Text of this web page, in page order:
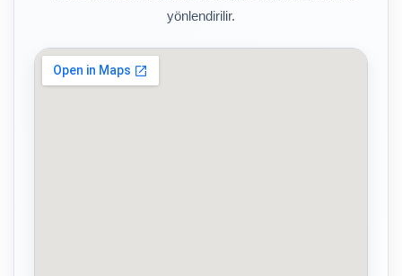
yönlendirilir.